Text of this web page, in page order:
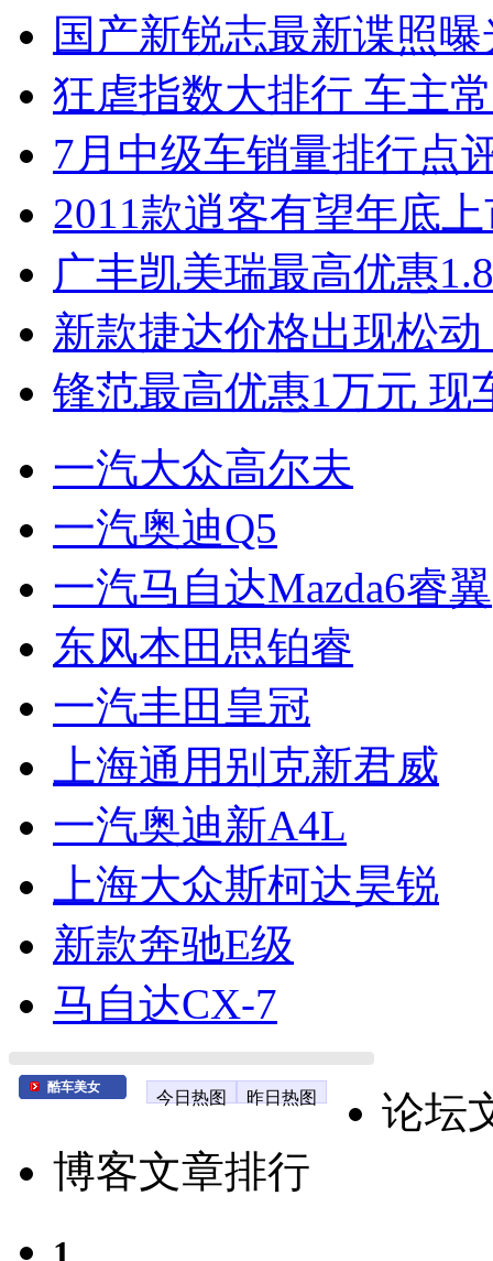
国产新锐志最新谍照
狂虐指数大排行 车主
7月中级车销量排行点
2011款逍客有望年底
广丰凯美瑞最高优惠
新款捷达价格出现松
锋范最高优惠1万元 现
一汽大众高尔夫
一汽奥迪Q5
一汽马自达Mazda6睿翼
东风本田思铂睿
一汽丰田皇冠
上海通用别克新君威
一汽奥迪新A4L
上海大众斯柯达昊锐
新款奔驰E级
马自达CX-7
酷车美女
今日热图 昨日热图
论坛
博客文章排行